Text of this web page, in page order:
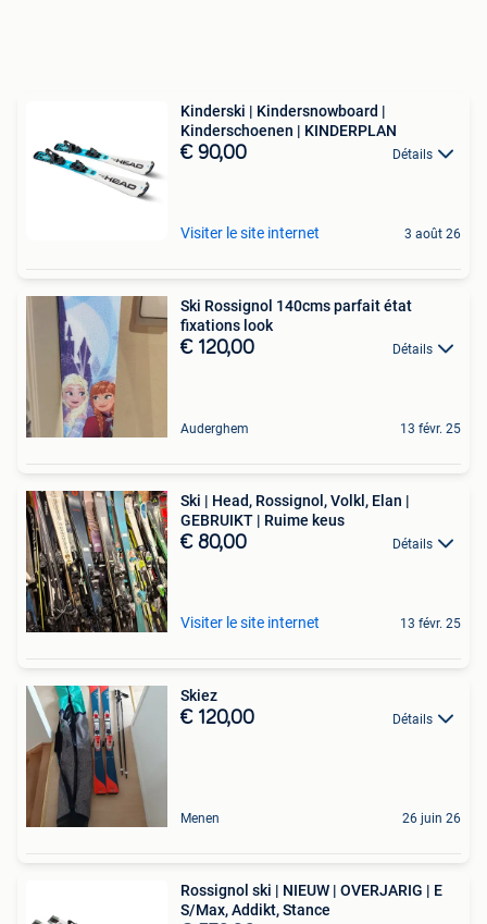
Kinderski | Kindersnowboard |
Kinderschoenen | KINDERPLAN
€ 90,00 Détails
Visiter le site internet 3 août 26
Ski Rossignol 140cms parfait état
fixations look
€ 120,00 Détails
Auderghem 13 févr. 25
Ski | Head, Rossignol, Volkl, Elan |
GEBRUIKT | Ruime keus
€ 80,00 Détails
Visiter le site internet 13 févr. 25
Skiez
€ 120,00 Détails
Menen 26 juin 26
Rossignol ski | NIEUW | OVERJARIG | E
S/Max, Addikt, Stance